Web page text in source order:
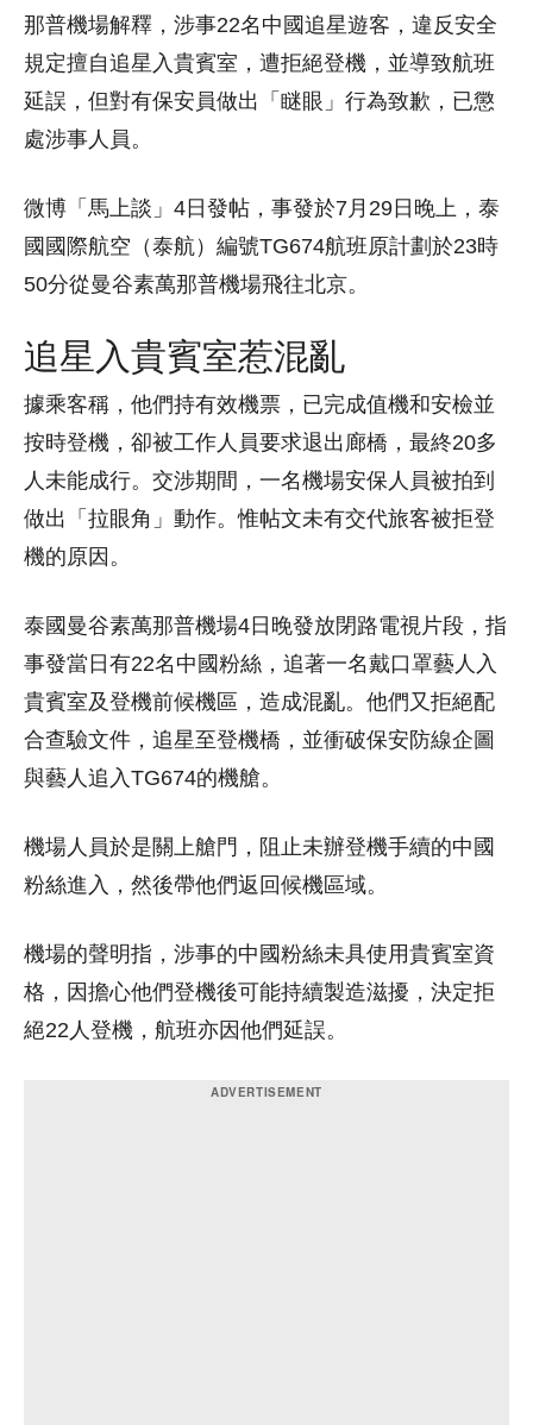
那普機場解釋，涉事22名中國追星遊客，違反安全
規定擅自追星入貴賓室，遭拒絕登機，並導致航班
延誤，但對有保安員做出「瞇眼」行為致歉，已懲
處涉事人員。
微博「馬上談」4日發帖，事發於7月29日晚上，泰
國國際航空（泰航）編號TG674航班原計劃於23時
50分從曼谷素萬那普機場飛往北京。
追星入貴賓室惹混亂
據乘客稱，他們持有效機票，已完成值機和安檢並
按時登機，卻被工作人員要求退出廊橋，最終20多
人未能成行。交涉期間，一名機場安保人員被拍到
做出「拉眼角」動作。惟帖文未有交代旅客被拒登
機的原因。
泰國曼谷素萬那普機場4日晚發放閉路電視片段，指
事發當日有22名中國粉絲，追著一名戴口罩藝人入
貴賓室及登機前候機區，造成混亂。他們又拒絕配
合查驗文件，追星至登機橋，並衝破保安防線企圖
與藝人追入TG674的機艙。
機場人員於是關上艙門，阻止未辦登機手續的中國
粉絲進入，然後帶他們返回候機區域。
機場的聲明指，涉事的中國粉絲未具使用貴賓室資
格，因擔心他們登機後可能持續製造滋擾，決定拒
絕22人登機，航班亦因他們延誤。